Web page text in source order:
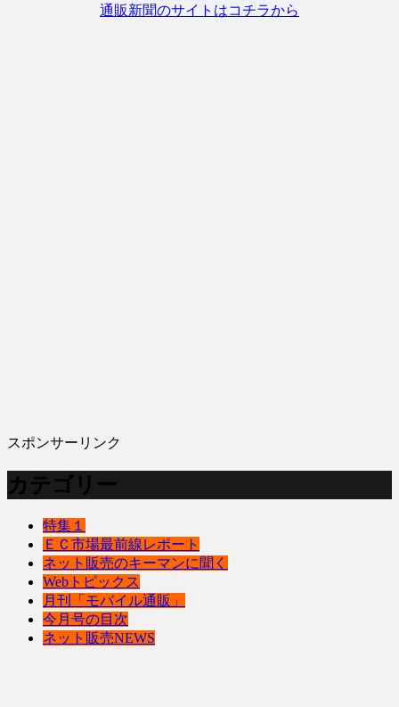
通販新聞のサイトはコチラから
スポンサーリンク
カテゴリー
特集１
ＥＣ市場最前線レポート
ネット販売のキーマンに聞く
Webトピックス
月刊「モバイル通販」
今月号の目次
ネット販売NEWS